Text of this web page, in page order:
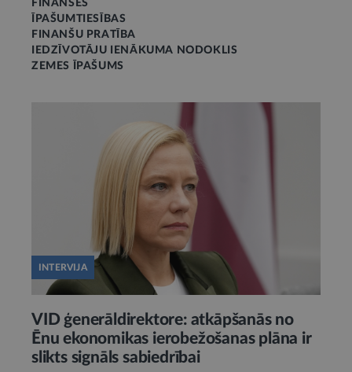
FINANSES
ĪPAŠUMTIESĪBAS
FINANŠU PRATĪBA
IEDZĪVOTĀJU IENĀKUMA NODOKLIS
ZEMES ĪPAŠUMS
INTERVIJA
VID ģenerāldirektore: atkāpšanās no
Ēnu ekonomikas ierobežošanas plāna ir
slikts signāls sabiedrībai